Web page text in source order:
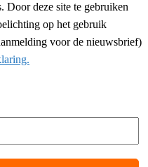
Door deze site te gebruiken
op het gebruik
voor de nieuwsbrief)